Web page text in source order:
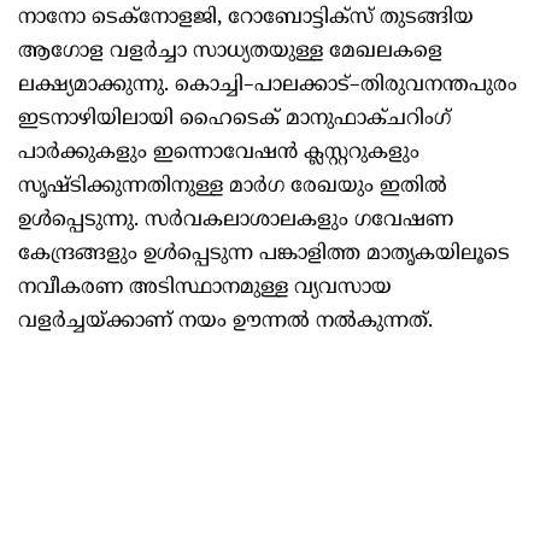
നാനോ ടെക്നോളജി, റോബോട്ടിക്സ് തുടങ്ങിയ
ആഗോള വളർച്ചാ സാധ്യതയുള്ള മേഖലകളെ
ലക്ഷ്യമാക്കുന്നു. കൊച്ചി–പാലക്കാട്–തിരുവനന്തപുരം
ഇടനാഴിയിലായി ഹൈടെക് മാനുഫാക്ചറിംഗ്
പാർക്കുകളും ഇന്നൊവേഷൻ ക്ലസ്റ്ററുകളും
സൃഷ്ടിക്കുന്നതിനുള്ള മാർഗ രേഖയും ഇതിൽ
ഉൾപ്പെടുന്നു. സർവകലാശാലകളും ഗവേഷണ
കേന്ദ്രങ്ങളും ഉൾപ്പെടുന്ന പങ്കാളിത്ത മാതൃകയിലൂടെ
നവീകരണ അടിസ്ഥാനമുള്ള വ്യവസായ
വളർച്ചയ്ക്കാണ് നയം ഊന്നൽ നൽകുന്നത്.